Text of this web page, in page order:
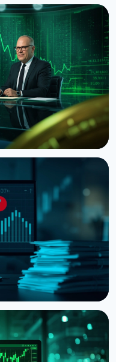
Bitcoin из-
млрд во втором